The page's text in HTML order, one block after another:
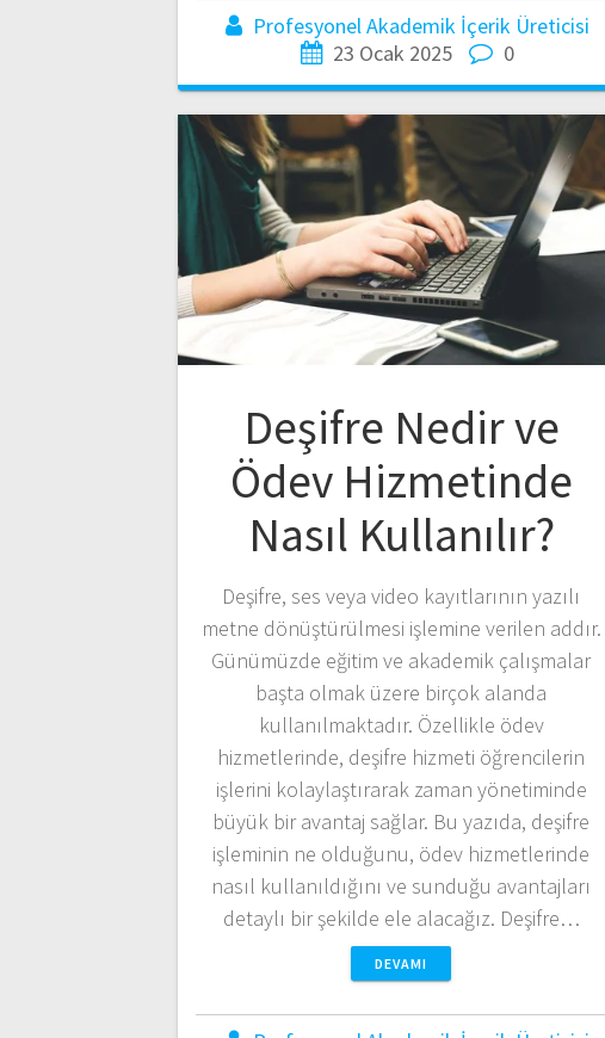
Profesyonel Akademik İçerik Üreticisi
23 Ocak 2025
0
Deşifre Nedir ve
Ödev Hizmetinde
Nasıl Kullanılır?
Deşifre, ses veya video kayıtlarının yazılı
metne dönüştürülmesi işlemine verilen addır.
Günümüzde eğitim ve akademik çalışmalar
başta olmak üzere birçok alanda
kullanılmaktadır. Özellikle ödev
hizmetlerinde, deşifre hizmeti öğrencilerin
işlerini kolaylaştırarak zaman yönetiminde
büyük bir avantaj sağlar. Bu yazıda, deşifre
işleminin ne olduğunu, ödev hizmetlerinde
nasıl kullanıldığını ve sunduğu avantajları
detaylı bir şekilde ele alacağız. Deşifre…
DEVAMI